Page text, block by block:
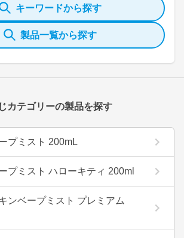
キーワードから探す
製品一覧から探す
カテゴリーの製品を探す
プミスト 200mL
プミスト ハローキティ 200ml
ンベープミスト プレミアム